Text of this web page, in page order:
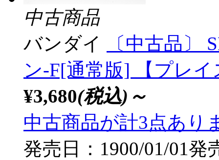
中古商品
バンダイ
〔中古品〕
ン-F[通常版] 【プレ
¥3,680(税込)～
中古商品が計3点あり
発売日：1900/01/01発